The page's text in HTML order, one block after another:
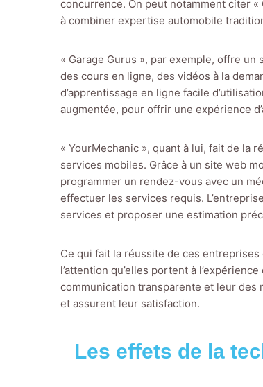
concurrence. On peut notamment citer
à combiner expertise automobile
« Garage Gurus », par exemple, offre
des cours en ligne, des vidéos à la
d’apprentissage en ligne facile
augmentée, pour offrir une expérience
« YourMechanic », quant à lui, fait de la
services mobiles. Grâce à un site web
programmer un rendez-vous avec un
effectuer les services requis.
services et proposer une estimation
Ce qui fait la réussite de ces
l’attention qu’elles portent à
communication transparente et leur
et assurent leur satisfaction.
Les effets de la